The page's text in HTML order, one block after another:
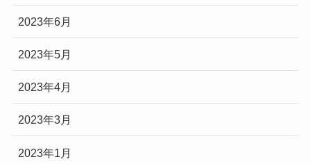
2023年6月
2023年5月
2023年4月
2023年3月
2023年1月